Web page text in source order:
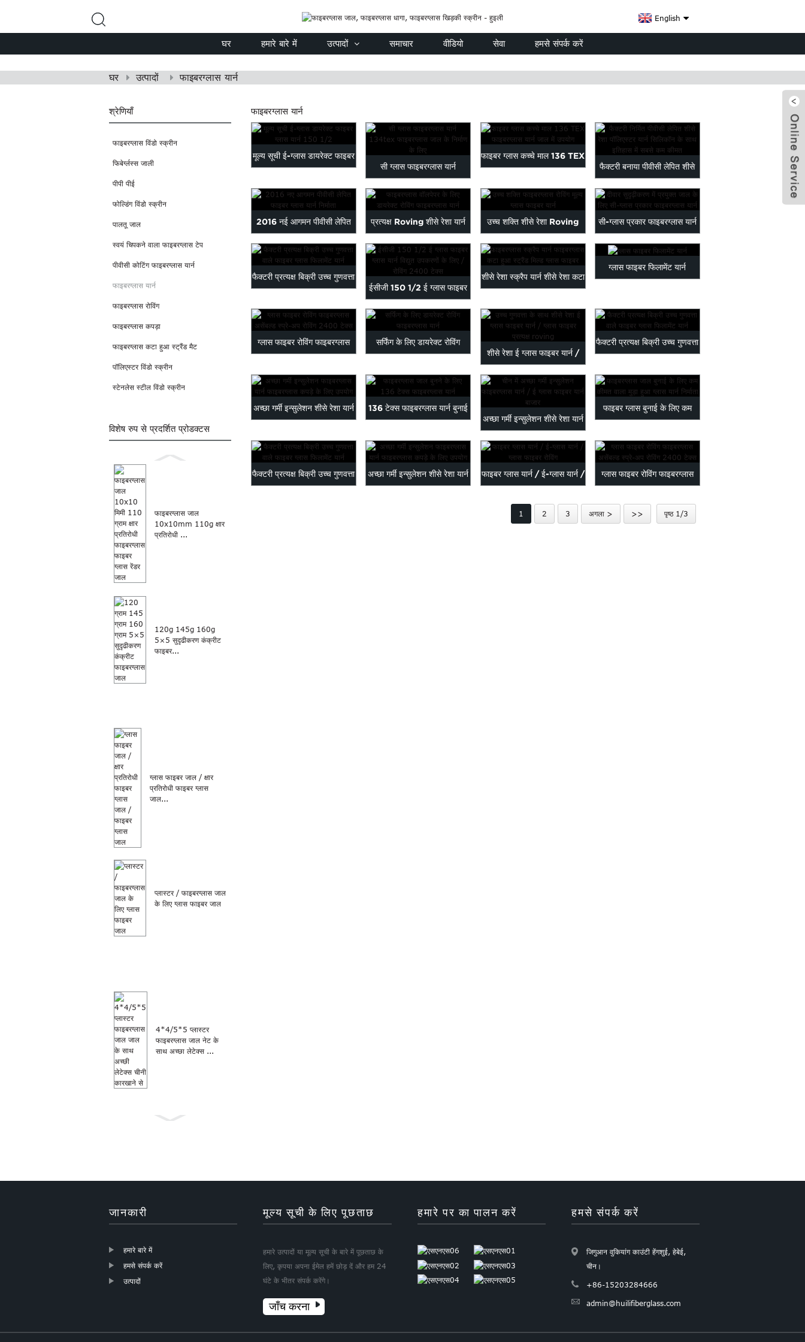
English
घर हमारे बारे में उत्पादों समाचार वीडियो सेवा हमसे संपर्क करें
घर उत्पादों फाइबरग्लास यार्न
श्रेणियाँ
फाइबरग्लास विंडो स्क्रीन
फिबेर्ग्लस्स जाली
पीपी पीई
फोल्डिंग विंडो स्क्रीन
पालतू जाल
स्वयं चिपकने वाला फाइबरग्लास टेप
पीवीसी कोटिंग फाइबरग्लास यार्न
फाइबरग्लास यार्न
फाइबरग्लास रोविंग
फाइबरग्लास कपड़ा
फाइबरग्लास कटा हुआ स्ट्रैंड मैट
पॉलिएस्टर विंडो स्क्रीन
स्टेनलेस स्टील विंडो स्क्रीन
विशेष रुप से प्रदर्शित प्रोडक्टस
फाइबरग्लास जाल
10x10mm 110g क्षार
प्रतिरोधी ...
120g 145g 160g
5×5 सुदृढीकरण कंक्रीट
फाइबर...
ग्लास फाइबर जाल / क्षार
प्रतिरोधी फाइबर ग्लास
जाल...
प्लास्टर / फाइबरग्लास जाल
के लिए ग्लास फाइबर जाल
4*4/5*5 प्लास्टर
फाइबरग्लास जाल नेट के
साथ अच्छा लेटेक्स ...
फाइबरग्लास यार्न
मूल्य सूची ई-ग्लास डायरेक्ट फाइबर
सी ग्लास फाइबरग्लास यार्न
134tex विनिर्माण के लिए...
फाइबर ग्लास कच्चे माल 136 TEX
फैक्टरी बनाया पीवीसी लेपित शीसे
रेशा पॉलिएस्टर यार्न...
2016 नई आगमन पीवीसी लेपित
फाइबर ग्लास यार्न मशीन...
प्रत्यक्ष Roving शीसे रेशा यार्न
शीसे रेशा पानी के लिए ...
उच्च शक्ति शीसे रेशा Roving
मूल्य ग्लास फाइबर...
सी-ग्लास प्रकार फाइबरग्लास यार्न
जाल के लिए इस्तेमाल किया...
फैक्टरी प्रत्यक्ष बिक्री उच्च गुणवत्ता
ईसीजी 150 1/2 ई ग्लास फाइबर
ग्लास यार्न इलेक्ट्र...
शीसे रेशा स्क्रैप यार्न शीसे रेशा कटा
ग्लास फाइबर फिलामेंट यार्न
ग्लास फाइबर रोविंग फाइबरग्लास सर्फिंग के लिए डायरेक्ट रोविंग
शीसे रेशा ई ग्लास फाइबर यार्न /
ग्लास फाइबर dir...
फैक्टरी प्रत्यक्ष बिक्री उच्च गुणवत्ता
अच्छा गर्मी इन्सुलेशन शीसे रेशा यार्न 136 टेक्स फाइबरग्लास यार्न बुनाई
अच्छा गर्मी इन्सुलेशन शीसे रेशा यार्न
/ ई ग्लास ...
फाइबर ग्लास बुनाई के लिए कम
फैक्टरी प्रत्यक्ष बिक्री उच्च गुणवत्ता अच्छा गर्मी इन्सुलेशन शीसे रेशा यार्न फाइबर ग्लास यार्न / ई-ग्लास यार्न / ग्लास फाइबर रोविंग फाइबरग्लास
1 2 3 अगला > >> पृष्ठ 1/3
जानकारी
हमारे बारे में
हमसे संपर्क करें
उत्पादों
मूल्य सूची के लिए पूछताछ
हमारे उत्पादों या मूल्य सूची के बारे में पूछताछ के
लिए, कृपया अपना ईमेल हमें छोड़ दें और हम 24
घंटे के भीतर संपर्क करेंगे।
जाँच करना
हमारे पर का पालन करें हमसे संपर्क करें
जिगुआन वुकियांग काउंटी हेंगशुई, हेबेई,
चीन।
+86-15203284666
admin@huilifiberglass.com